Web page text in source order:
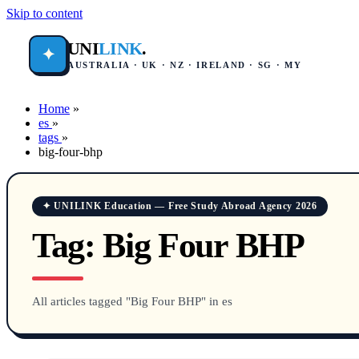
Skip to content
✦ UNILINK.
AUSTRALIA · UK · NZ · IRELAND · SG · MY
Home »
es »
tags »
big-four-bhp
✦ UNILINK Education — Free Study Abroad Agency 2026
Tag:Big Four BHP
All articles tagged "Big Four BHP" in es